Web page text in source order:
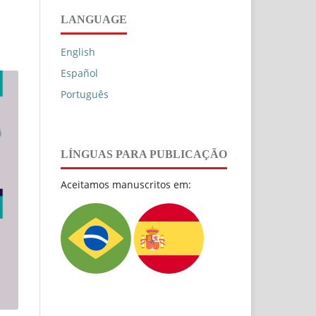
LANGUAGE
English
Español
Português
LÍNGUAS PARA PUBLICAÇÃO
Aceitamos manuscritos em: